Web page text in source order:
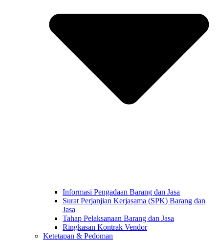
Informasi Pengadaan Barang dan Jasa
Surat Perjanjian Kerjasama (SPK) Barang dan
Jasa
Tahap Pelaksanaan Barang dan Jasa
Ringkasan Kontrak Vendor
Ketetapan & Pedoman